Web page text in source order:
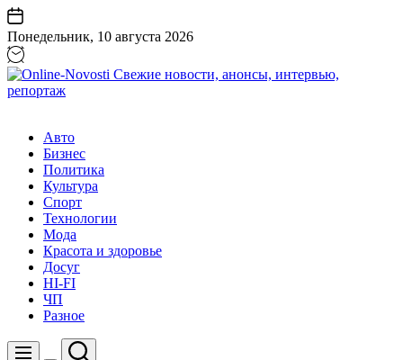
Перейти
к
содержанию
Понедельник, 10 августа 2026
Свежие
новости,
анонсы,
интервью,
репортаж
Авто
Бизнес
Политика
Культура
Спорт
Технологии
Мода
Красота и здоровье
Досуг
HI-FI
ЧП
Разное
Меню
Поиск